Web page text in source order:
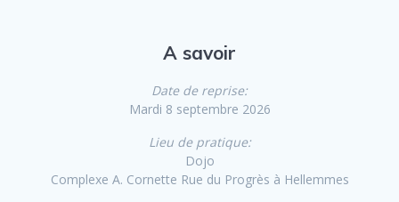
A savoir
Date de reprise:
Mardi 8 septembre 2026
Lieu de pratique:
Dojo
Complexe A. Cornette Rue du Progrès à Hellemmes